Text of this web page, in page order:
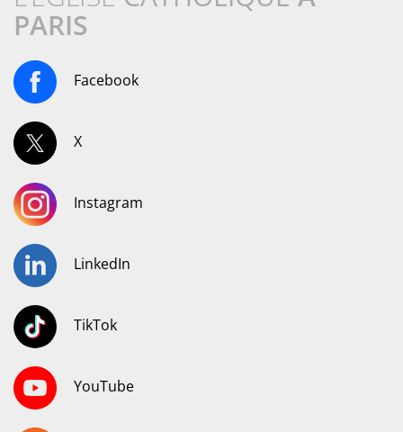
PARIS
Facebook
X
Instagram
LinkedIn
TikTok
YouTube